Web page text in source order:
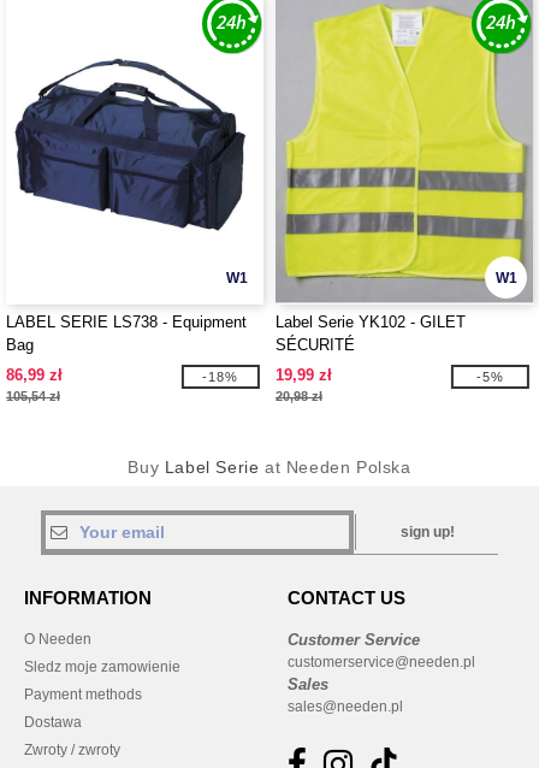
W1
LABEL SERIE LS738 - Equipment
Bag
86,99 zł
105,54 zł
-18%
W1
Label Serie YK102 - GILET
SÉCURITÉ
19,99 zł
20,98 zł
-5%
Buy Label Serie at Needen Polska
sign up!
INFORMATION
O Needen
Sledz moje zamowienie
Payment methods
Dostawa
Zwroty / zwroty
CONTACT US
Customer Service
customerservice@needen.pl
Sales
sales@needen.pl